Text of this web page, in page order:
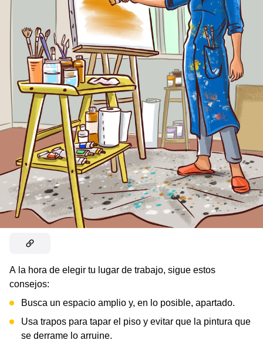
A la hora de elegir tu lugar de trabajo, sigue estos
consejos:
Busca un espacio amplio y, en lo posible, apartado.
Usa trapos para tapar el piso y evitar que la pintura que
se derrame lo arruine.